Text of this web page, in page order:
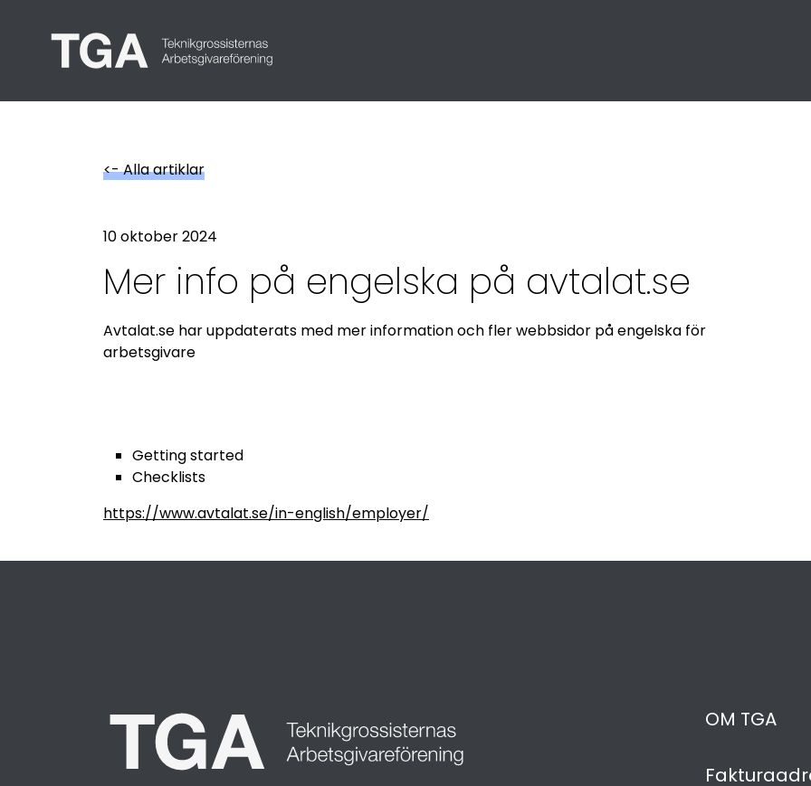
<- Alla artiklar
10 oktober 2024
Mer info på engelska på avtalat.se
Avtalat.se har uppdaterats med mer information och fler webbsidor på engelska för
arbetsgivare
Getting started
Checklists
https://www.avtalat.se/in-english/employer/
OM TGA